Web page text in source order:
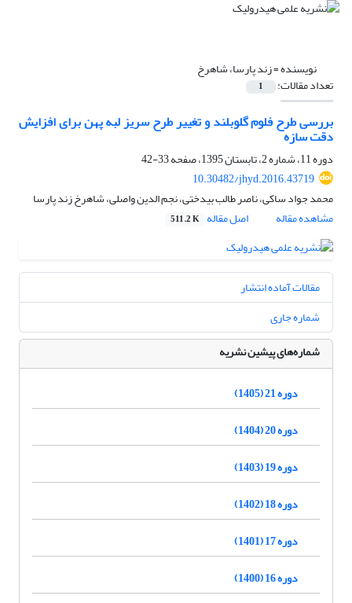
نویسنده =زند پارسا، شاهرخ
تعداد مقالات: 1
بررسی طرح فلوم گلوبلند و تغییر طرح سریز لبه پهن برای افزایش
دقت سازه
دوره 11، شماره 2، تابستان 1395، صفحه
33-42
10.30482/jhyd.2016.43719
محمد جواد ساکی، ناصر طالب بیدختی، نجم الدین واصلی، شاهرخ زند پارسا
مشاهده مقاله
اصل مقاله 511.2 K
مقالات آماده انتشار
شماره جاری
شماره‌های پیشین نشریه
دوره 21 (1405)
دوره 20 (1404)
دوره 19 (1403)
دوره 18 (1402)
دوره 17 (1401)
دوره 16 (1400)